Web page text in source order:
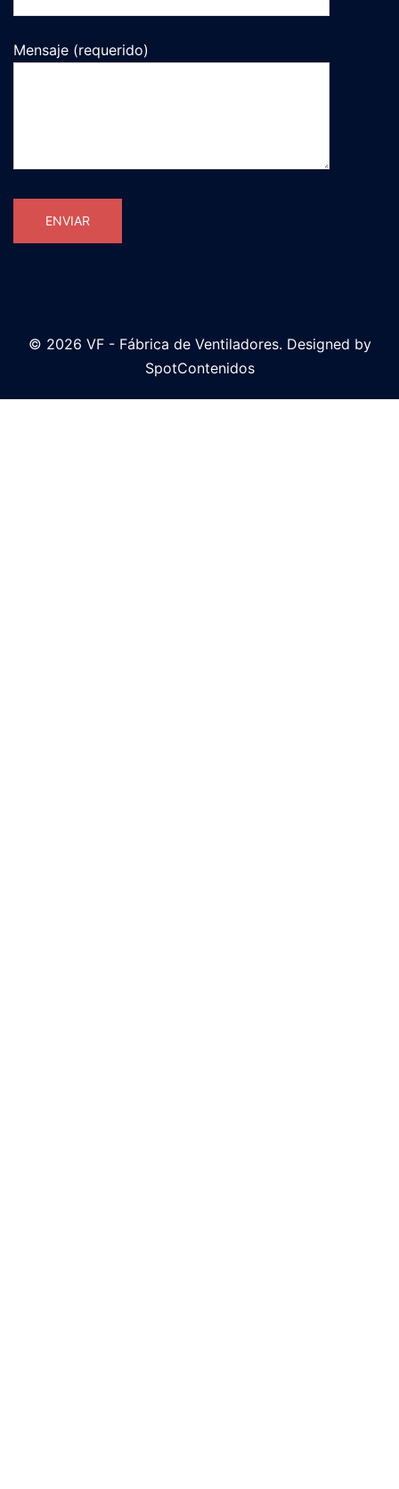
Mensaje (requerido)
© 2026 VF - Fábrica de Ventiladores. Designed by
SpotContenidos